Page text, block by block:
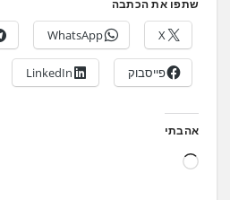
שתפו את הכתבה
X
WhatsApp
פייסבוק LinkedIn
אהבתי
ט